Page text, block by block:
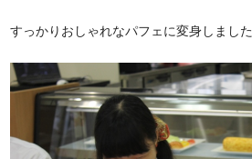
すっかりおしゃれなパフェに変身しました